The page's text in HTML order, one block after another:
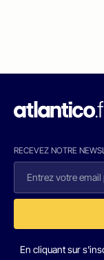
RECEVEZ NOTRE
En cliquant sur